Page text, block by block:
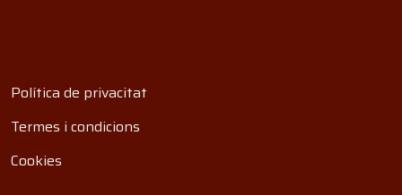
Política de privacitat
Termes i condicions
Cookies